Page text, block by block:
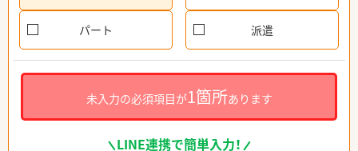
パート 派遣
未入力の必須項目が1箇所あります
LINE連携で簡単入力！